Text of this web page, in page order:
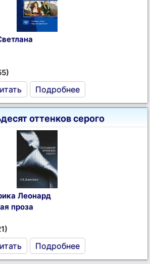
Подробнее
оттенков серого
Леонард
проза
Подробнее